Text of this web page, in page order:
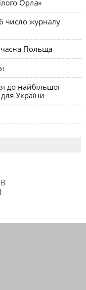
Орла»
число журналу
Польща
до найбільшої
України